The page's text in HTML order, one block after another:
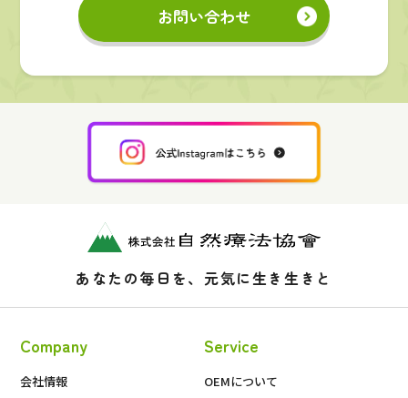
お問い合わせ
あなたの毎日を、元気に生き生きと
Company
会社情報
Service
OEMについて